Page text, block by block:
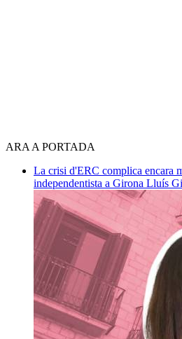
ARA A PORTADA
La crisi d'ERC complica encara
independentista a Girona Lluís